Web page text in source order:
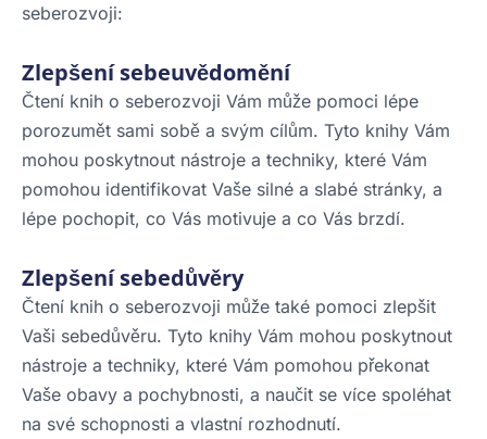
seberozvoji:
Zlepšení sebeuvědomění
Čtení knih o seberozvoji Vám může pomoci lépe
porozumět sami sobě a svým cílům. Tyto knihy Vám
mohou poskytnout nástroje a techniky, které Vám
pomohou identifikovat Vaše silné a slabé stránky, a
lépe pochopit, co Vás motivuje a co Vás brzdí.
Zlepšení sebedůvěry
Čtení knih o seberozvoji může také pomoci zlepšit
Vaši sebedůvěru. Tyto knihy Vám mohou poskytnout
nástroje a techniky, které Vám pomohou překonat
Vaše obavy a pochybnosti, a naučit se více spoléhat
na své schopnosti a vlastní rozhodnutí.